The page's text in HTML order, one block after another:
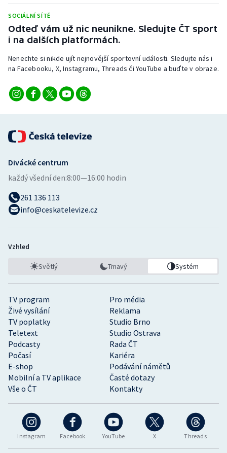
Stolní tenis
Triatlon
Veslování
Volejbal
SOCIÁLNÍ SÍTĚ
Odteď vám už nic neunikne. Sledujte ČT sport
i na dalších platformách.
Nenechte si nikde ujít nejnovější sportovní události. Sledujte nás i
na Facebooku, X, Instagramu, Threads či YouTube a buďte v obraze.
Instagram Facebook YouTube X Threads
TV program
Pro média
Živé vysílání
Reklama
TV poplatky
Studio Brno
Teletext
Studio Ostrava
Podcasty
Rada ČT
Počasí
Kariéra
E-shop
Podávání námětů
Mobilní a TV aplikace
Časté dotazy
Vše o ČT
Kontakty
Divácké centrum
každý všední den:8:00—16:00 hodin
261 136 113
info@ceskatelevize.cz
Vzhled
Světlý Tmavý Systém